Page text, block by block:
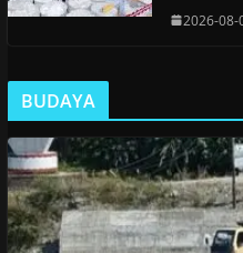
2026-08-
BUDAYA